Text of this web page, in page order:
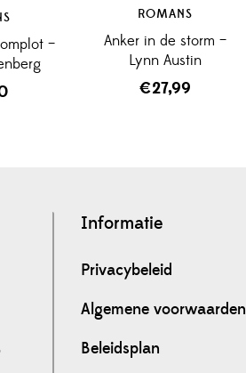
–
ROMANS
Anker in de storm –
Lynn Austin
€27,99
Informatie
Privacybeleid
Algemene voorwaarden
Beleidsplan